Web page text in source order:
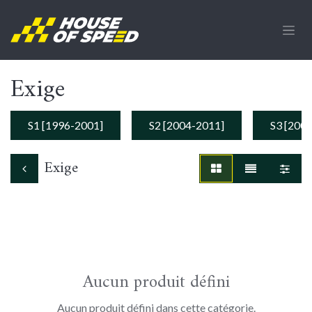
Exige
S1 [1996-2001] S2 [2004-2011] S3
Exige
Aucun produit défini
Aucun produit défini dans cette catégorie.